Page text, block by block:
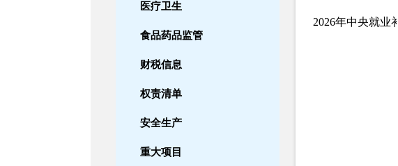
医疗卫生
食品药品监管
财税信息
权责清单
安全生产
重大项目
2026年中央就业